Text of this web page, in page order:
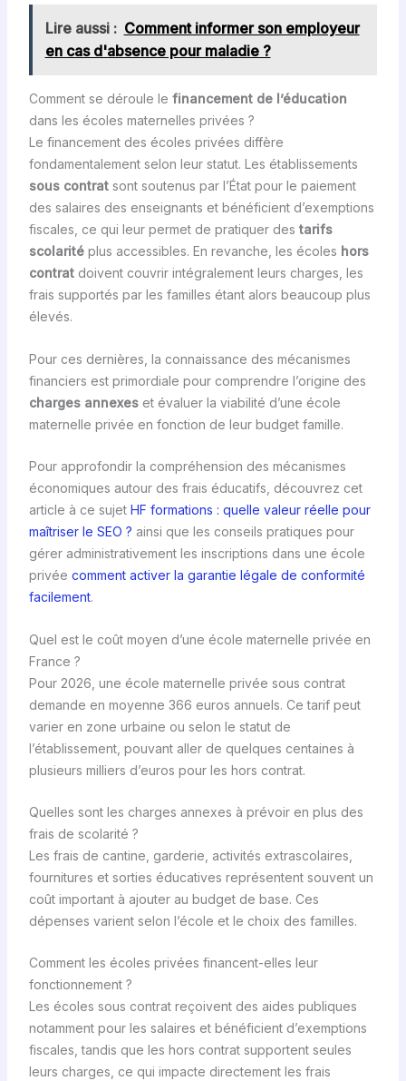
Lire aussi : Comment informer son employeur
en cas d'absence pour maladie ?
Comment se déroule le financement de l’éducation
dans les écoles maternelles privées ?
Le financement des écoles privées diffère
fondamentalement selon leur statut. Les établissements
sous contratsont soutenus par l’État pour le paiement
des salaires des enseignants et bénéficient d’exemptions
fiscales, ce qui leur permet de pratiquer des tarifs
scolaritéplus accessibles. En revanche, les écoles hors
contratdoivent couvrir intégralement leurs charges, les
frais supportés par les familles étant alors beaucoup plus
élevés.
Pour ces dernières, la connaissance des mécanismes
financiers est primordiale pour comprendre l’origine des
charges annexeset évaluer la viabilité d’une école
maternelle privée en fonction de leur budget famille.
Pour approfondir la compréhension des mécanismes
économiques autour des frais éducatifs, découvrez cet
article à ce sujet HF formations : quelle valeur réelle pour
maîtriser le SEO ? ainsi que les conseils pratiques pour
gérer administrativement les inscriptions dans une école
privée comment activer la garantie légale de conformité
facilement.
Quel est le coût moyen d’une école maternelle privée en
France ?
Pour 2026, une école maternelle privée sous contrat
demande en moyenne 366 euros annuels. Ce tarif peut
varier en zone urbaine ou selon le statut de
l’établissement, pouvant aller de quelques centaines à
plusieurs milliers d’euros pour les hors contrat.
Quelles sont les charges annexes à prévoir en plus des
frais de scolarité ?
Les frais de cantine, garderie, activités extrascolaires,
fournitures et sorties éducatives représentent souvent un
coût important à ajouter au budget de base. Ces
dépenses varient selon l’école et le choix des familles.
Comment les écoles privées financent-elles leur
fonctionnement ?
Les écoles sous contrat reçoivent des aides publiques
notamment pour les salaires et bénéficient d’exemptions
fiscales, tandis que les hors contrat supportent seules
leurs charges, ce qui impacte directement les frais